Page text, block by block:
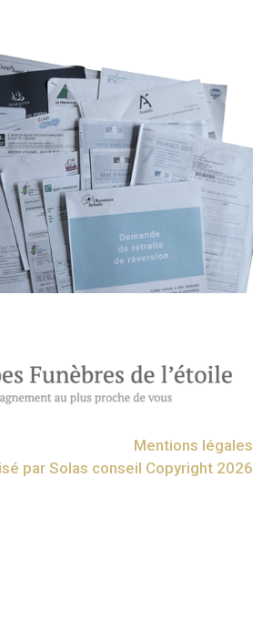
Mentions légales
par Solas conseil Copyright 2026